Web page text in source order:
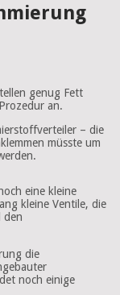
genug Fett
an.
– die
müsste um
eine kleine
kleine Ventile, die
den
die
noch einige